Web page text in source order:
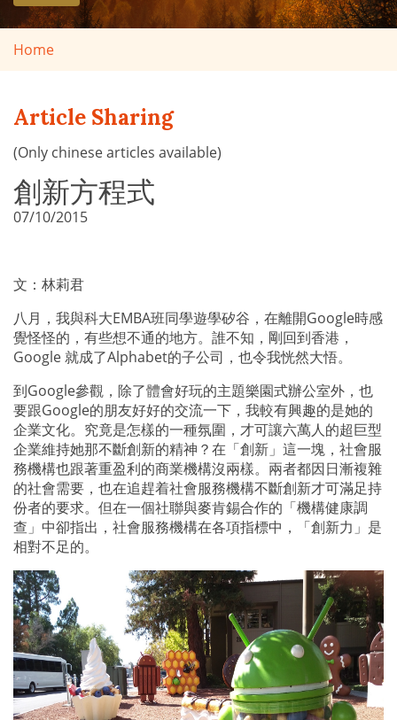
Home
Article Sharing
(Only chinese articles available)
創新方程式
07/10/2015
文：林莉君
八月，我與科大EMBA班同學遊學矽谷，在離開Google時感
覺怪怪的，有些想不通的地方。誰不知，剛回到香港，
Google就成了Alphabet的子公司，也令我恍然大悟。
到Google參觀，除了體會好玩的主題樂園式辦公室外，也
要跟Google的朋友好好的交流一下，我較有興趣的是她的
企業文化。究竟是怎樣的一種氛圍，才可讓六萬人的超巨型
企業維持她那不斷創新的精神？在「創新」這一塊，社會服
務機構也跟著重盈利的商業機構沒兩樣。兩者都因日漸複雜
的社會需要，也在追趕着社會服務機構不斷創新才可滿足持
份者的要求。但在一個社聯與麥肯錫合作的「機構健康調
查」中卻指出，社會服務機構在各項指標中，「創新力」是
相對不足的。